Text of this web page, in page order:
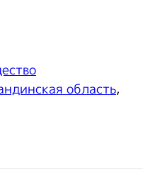
область,